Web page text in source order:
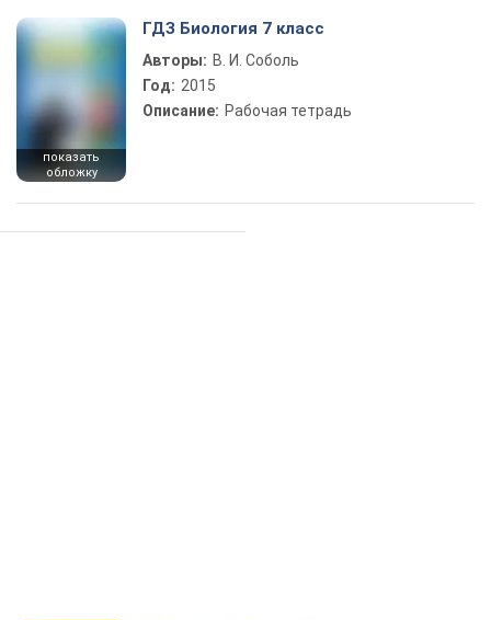
показать
обложку
ГДЗ Биология 7 класс
Авторы: В. И. Соболь
Год: 2015
Описание: Рабочая тетрадь